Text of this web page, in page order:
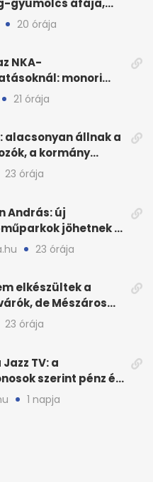
gyümölcs áfája,
kukorica
20 órája
NKA-
monori
és
21 órája
alacsonyan állnak a
a kormány
válságra jut
23 órája
András: új
jöhetnek a
döntése
23 órája
elkészültek a
de Mészáros
leromboltatja
23 órája
TV: a
szerint pénz és
döntöttek
1 napja